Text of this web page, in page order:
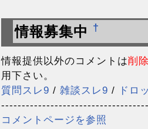
情報募集中 †
情報提供以外のコメントは削
用下さい。
質問スレ9 / 雑談スレ9 /
ドロ
コメントページを参照